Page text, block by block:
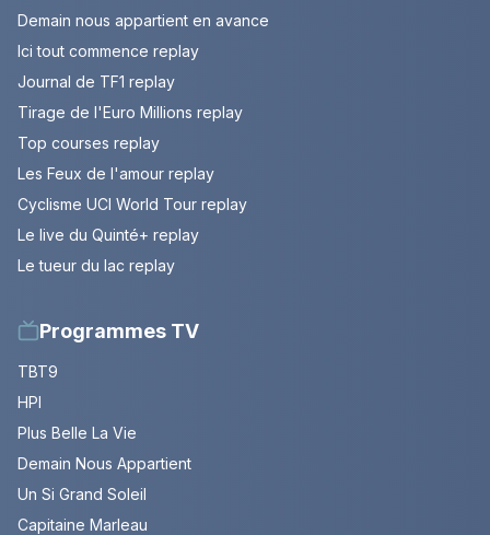
Demain nous appartient en avance
Ici tout commence replay
Journal de TF1 replay
Tirage de l'Euro Millions replay
Top courses replay
Les Feux de l'amour replay
Cyclisme UCI World Tour replay
Le live du Quinté+ replay
Le tueur du lac replay
Programmes TV
TBT9
HPI
Plus Belle La Vie
Demain Nous Appartient
Un Si Grand Soleil
Capitaine Marleau